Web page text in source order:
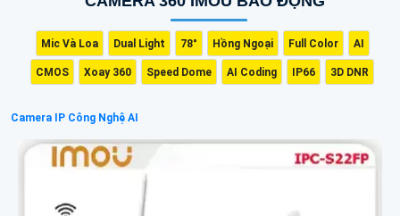
bảo mật cho gia đình và doanh nghiệp.
Mic Và Loa Dual Light 78° Hồng Ngoại Full Color AI
CMOS Xoay 360 Speed Dome AI Coding IP66 3D DNR
Camera IP Công Nghệ AI